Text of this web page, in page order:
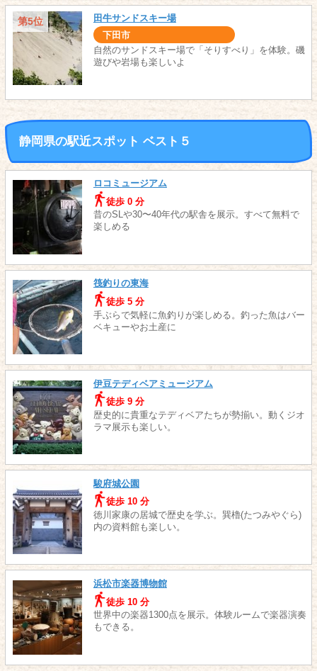
第5位 田牛サンドスキー場
下田市
自然のサンドスキー場で「そりすべり」を体験。磯
遊びや岩場も楽しいよ
静岡県の駅近スポット ベスト５
ロコミュージアム
徒歩 0 分
昔のSLや30〜40年代の駅舎を展示。すべて無料で
楽しめる
筏釣りの東海
徒歩 5 分
手ぶらで気軽に魚釣りが楽しめる。釣った魚はバー
ベキューやお土産に
伊豆テディベアミュージアム
徒歩 9 分
歴史的に貴重なテディベアたちが勢揃い。動くジオ
ラマ展示も楽しい。
駿府城公園
徒歩 10 分
徳川家康の居城で歴史を学ぶ。巽櫓(たつみやぐら)
内の資料館も楽しい。
浜松市楽器博物館
徒歩 10 分
世界中の楽器1300点を展示。体験ルームで楽器演奏
もできる。